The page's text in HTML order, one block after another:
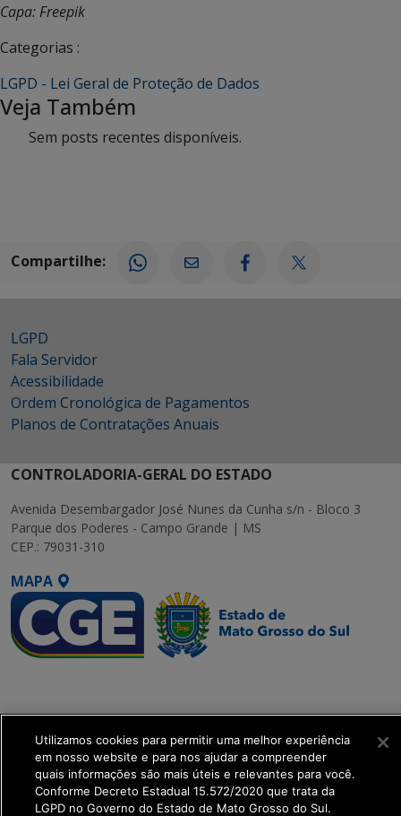
Capa: Freepik
Categorias :
LGPD - Lei Geral de Proteção de Dados
Veja Também
Sem posts recentes disponíveis.
Compartilhe:
LGPD
Fala Servidor
Acessibilidade
Ordem Cronológica de Pagamentos
Planos de Contratações Anuais
CONTROLADORIA-GERAL DO ESTADO
Avenida Desembargador José Nunes da Cunha s/n - Bloco 3
Parque dos Poderes - Campo Grande | MS
CEP.: 79031-310
MAPA
get_footer();
Utilizamos cookies para permitir uma melhor experiência
em nosso website e para nos ajudar a compreender
quais informações são mais úteis e relevantes para você.
Conforme Decreto Estadual 15.572/2020 que trata da
LGPD no Governo do Estado de Mato Grosso do Sul.